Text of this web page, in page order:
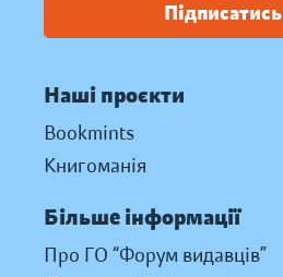
Підписатись
Наші проєкти
Bookmints
Книгоманія
Більше інформації
Про ГО “Форум видавців”